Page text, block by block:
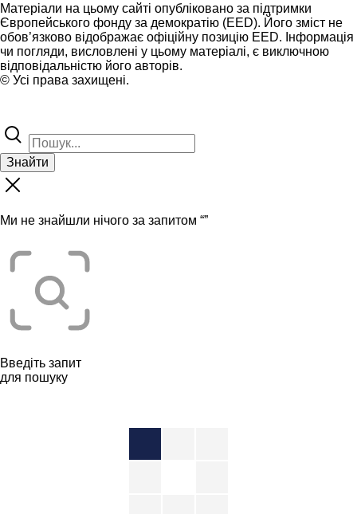
Матеріали на цьому сайті опубліковано за підтримки
Європейського фонду за демократію (EED). Його зміст не
обов’язково відображає офіційну позицію EED. Інформація
чи погляди, висловлені у цьому матеріалі, є виключною
відповідальністю його авторів.
© Усі права захищені.
Знайти
Ми не знайшли нічого за запитом “”
Введіть запит
для пошуку